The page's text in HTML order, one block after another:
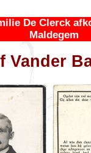
De Clerck
Maldegem
Vander